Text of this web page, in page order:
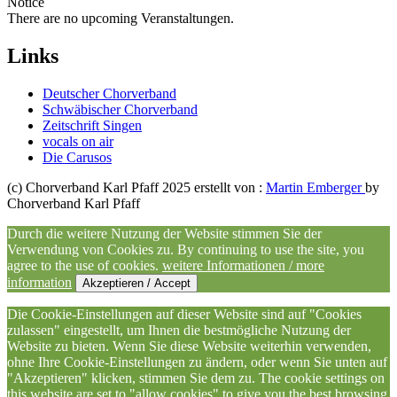
There are no upcoming Veranstaltungen.
Links
Deutscher Chorverband
Schwäbischer Chorverband
Zeitschrift Singen
vocals on air
Die Carusos
(c) Chorverband Karl Pfaff 2025 erstellt von : Martin Embergerby
Chorverband Karl Pfaff
Durch die weitere Nutzung der Website stimmen Sie der
Verwendung von Cookies zu. By continuing to use the site, you
agree to the use of cookies. weitere Informationen / more
information
Akzeptieren / Accept
Die Cookie-Einstellungen auf dieser Website sind auf "Cookies
zulassen" eingestellt, um Ihnen die bestmögliche Nutzung der
Website zu bieten. Wenn Sie diese Website weiterhin verwenden,
ohne Ihre Cookie-Einstellungen zu ändern, oder wenn Sie unten auf
"Akzeptieren" klicken, stimmen Sie dem zu. The cookie settings on
this website are set to "allow cookies" to give you the best browsing